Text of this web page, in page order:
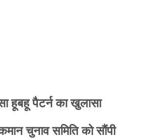
हूबहू पैटर्न का खुलासा
चुनाव समिति को सौंपी